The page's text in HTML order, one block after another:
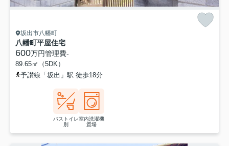
坂出市八幡町
八幡町平屋住宅
600万円管理費-
89.65㎡（5DK）
予讃線「坂出」駅 徒歩18分
バストイレ
別
室内洗濯機
置場